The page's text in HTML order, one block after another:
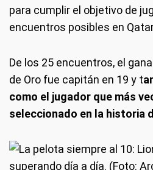
para cumplir el objetivo de
encuentros posibles en
De los 25 encuentros, el
de Oro fue capitán en 19 y t
como el jugador que más
seleccionado en la historia